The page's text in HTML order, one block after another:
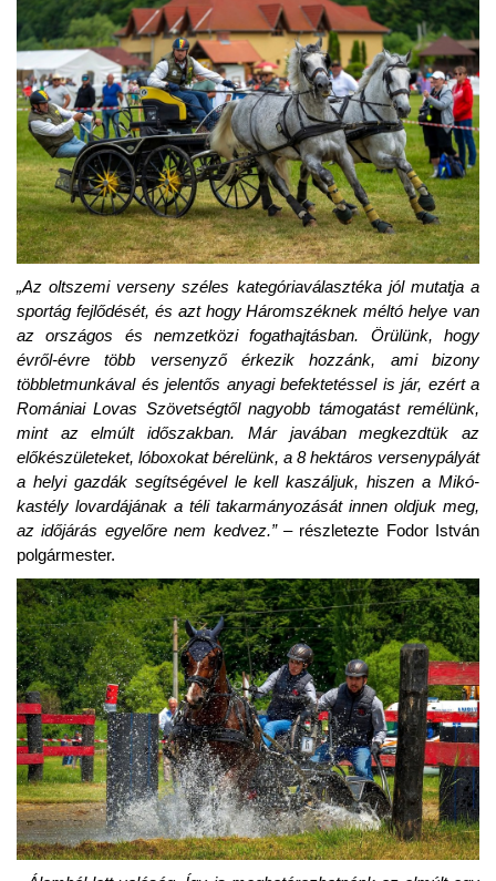
„Az oltszemi verseny széles kategóriaválasztéka jól mutatja a
sportág fejlődését, és azt hogy Háromszéknek méltó helye van
az országos és nemzetközi fogathajtásban. Örülünk, hogy
évről-évre több versenyző érkezik hozzánk, ami bizony
többletmunkával és jelentős anyagi befektetéssel is jár, ezért a
Romániai Lovas Szövetségtől nagyobb támogatást remélünk,
mint az elmúlt időszakban. Már javában megkezdtük az
előkészületeket, lóboxokat bérelünk, a 8 hektáros versenypályát
a helyi gazdák segítségével le kell kaszáljuk, hiszen a Mikó-
kastély lovardájának a téli takarmányozását innen oldjuk meg,
az időjárás egyelőre nem kedvez.”– részletezte Fodor István
polgármester.